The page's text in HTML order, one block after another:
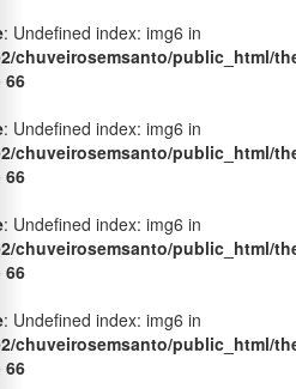
: Undefined index: img6 in
chuveirosemsanto/public_html/
66
: Undefined index: img6 in
chuveirosemsanto/public_html/
66
: Undefined index: img6 in
chuveirosemsanto/public_html/
66
: Undefined index: img6 in
chuveirosemsanto/public_html/
66